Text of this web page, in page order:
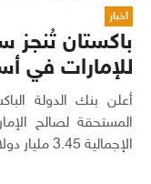
اخبار
للإمارات في
أعلن بنك الدولة
المستحقة لصالح
الإجمالية 3.45 مليار دولار أمريكي. وأوضح البنك،...